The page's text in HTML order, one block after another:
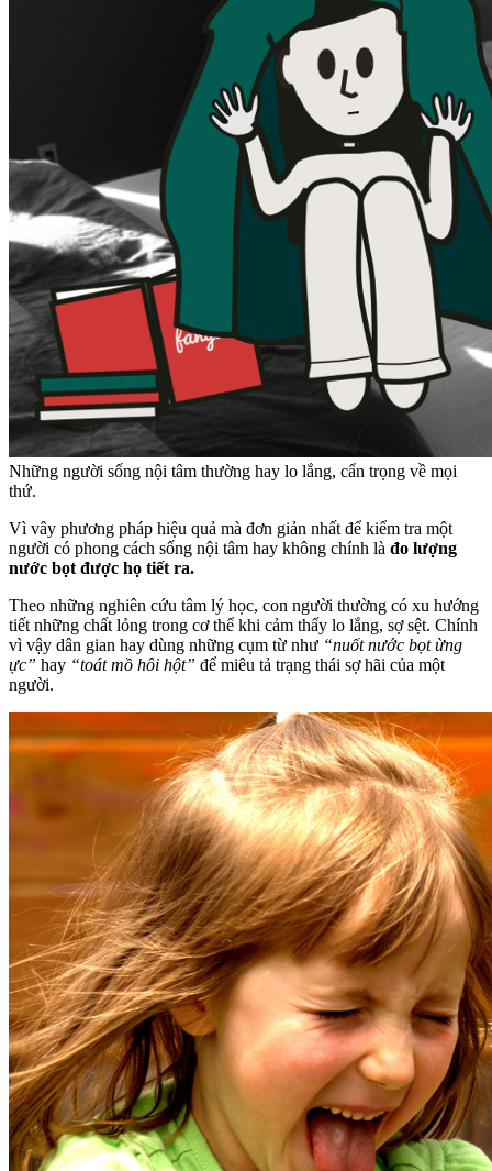
Những người sống nội tâm thường hay lo lắng, cẩn trọng về mọi
thứ.
Vì vây phương pháp hiệu quả mà đơn giản nhất để kiểm tra một
người có phong cách sống nội tâm hay không chính là đo lượng
nước bọt được họ tiết ra.
Theo những nghiên cứu tâm lý học, con người thường có xu hướng
tiết những chất lỏng trong cơ thể khi cảm thấy lo lắng, sợ sệt. Chính
vì vậy dân gian hay dùng những cụm từ như “nuốt nước bọt ừng
ực” hay “toát mồ hôi hột” để miêu tả trạng thái sợ hãi của một
người.